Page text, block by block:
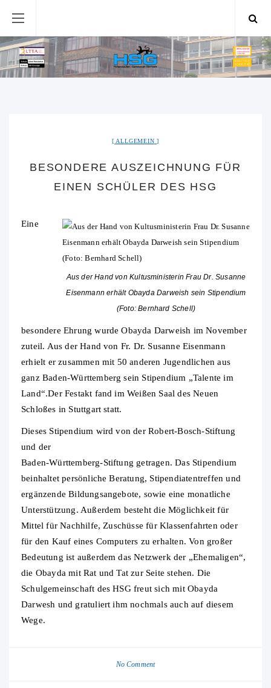
ALLGEMEIN
BESONDERE AUSZEICHNUNG FÜR
EINEN SCHÜLER DES HSG
Aus der Hand von Kultusministerin Frau Dr. Susanne
Eisenmann erhält Obayda Darweish sein Stipendium
(Foto: Bernhard Schell)
Eine
besondere Ehrung wurde Obayda Darweish im November
zuteil. Aus der Hand von Fr. Dr. Susanne Eisenmann
erhielt er zusammen mit 50 anderen Jugendlichen aus
ganz Baden-Württemberg sein Stipendium „Talente im
Land“.Der Festakt fand im Weißen Saal des Neuen
Schloßes in Stuttgart statt.
Dieses Stipendium wird von der Robert-Bosch-Stiftung
und der
Baden-Württemberg-Stiftung getragen. Das Stipendium
beinhaltet persönliche Beratung, Stipendiatentreffen und
ergänzende Bildungsangebote, sowie eine monatliche
Unterstützung. Außerdem besteht die Möglichkeit für
Mittel für Nachhilfe, Zuschüsse für Klassenfahrten oder
für den Kauf eines Computers zu erhalten. Von großer
Bedeutung ist außerdem das Netzwerk der „Ehemaligen“,
die Obayda mit Rat und Tat zur Seite stehen. Die
Schulgemeinschaft des HSG freut sich mit Obayda
Darwesh und gratuliert ihm nochmals auch auf diesem
Wege.
No Comment